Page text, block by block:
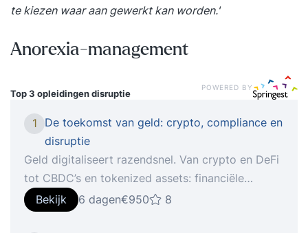
te kiezen waar aan gewerkt kan worden.'
Anorexia-management
Top 3 opleidingendisruptie
POWERED BY
1
De toekomst van geld: crypto, compliance en
disruptie
Geld digitaliseert razendsnel. Van crypto en DeFi
tot CBDC’s en tokenized assets: financiële
innovatie schept kansen, maar brengt ook
serieuze risico’s met zich mee. In deze
Bekijk 6 dagen€950 8